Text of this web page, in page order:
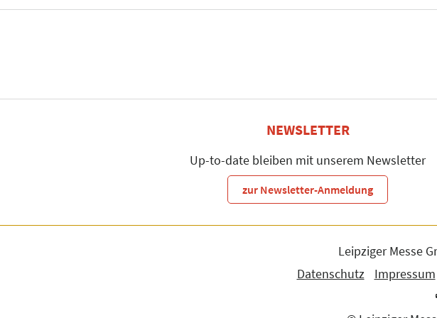
NEWSLETTER
Up-to-date bleiben mit unserem Newsletter
zur Newsletter-Anmeldung
Leipziger Messe
Datenschutz
Impressum